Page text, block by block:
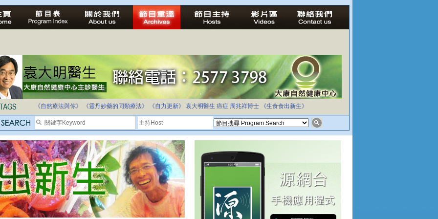
自家教育合法化-推動多元化教育，全民學卷制
《自然療法與你》 《靈丹妙藥的同類療法》 《自力更新》 袁大明醫生 癌症 周兆祥博士 《生食食出新生》